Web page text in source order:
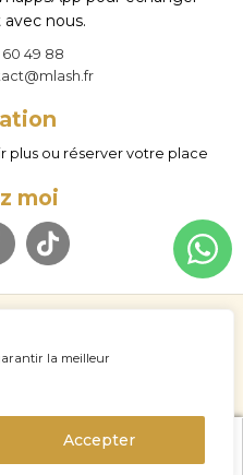
la meilleur
Accepter
nous.
60 49 88
plus ou réserver votre place
moi
de remboursement
search